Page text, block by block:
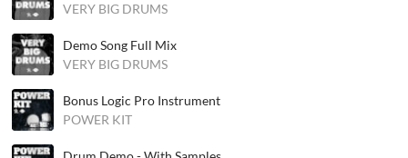
VERY BIG DRUMS
Demo Song Full Mix
VERY BIG DRUMS
Bonus Logic Pro Instrument
POWER KIT